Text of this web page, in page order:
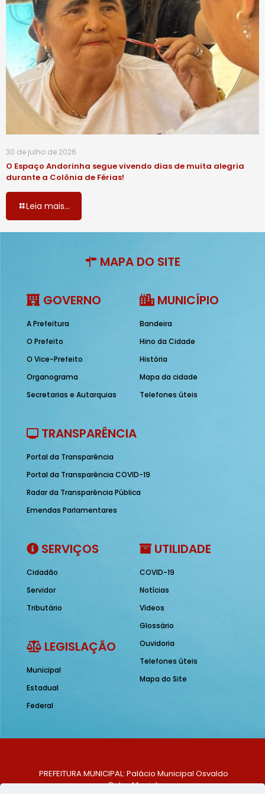
30 de julho de 2026
O Espaço Andorinha segue vivendo dias de muita alegria
durante a Colônia de Férias!
Leia mais...
MAPA DO SITE
GOVERNO
A Prefeitura
O Prefeito
O Vice-Prefeito
Organograma
Secretarias e Autarquias
MUNICÍPIO
Bandeira
Hino da Cidade
História
Mapa da cidade
Telefones úteis
TRANSPARÊNCIA
Portal da Transparência
Portal da Transparência COVID-19
Radar da Transparência Pública
Emendas Parlamentares
SERVIÇOS
Cidadão
Servidor
Tributário
LEGISLAÇÃO
Municipal
Estadual
Federal
UTILIDADE
COVID-19
Notícias
Vídeos
Glossário
Ouvidoria
Telefones úteis
Mapa do Site
PREFEITURA MUNICIPAL: Palácio Municipal Osvaldo
Celso Maciel